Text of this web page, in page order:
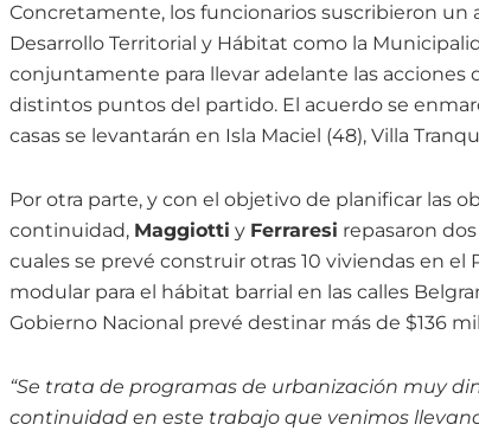
Concretamente, los funcionarios suscribieron
Desarrollo Territorial y Hábitat como la
conjuntamente para llevar adelante las acciones
distintos puntos del partido. El acuerdo se
casas se levantarán en Isla Maciel (48), Villa
Por otra parte, y con el objetivo de planificar las
continuidad, Maggiotti y Ferraresi repasaron
cuales se prevé construir otras 10 viviendas en
modular para el hábitat barrial en las calles
Gobierno Nacional prevé destinar más de $136
“Se trata de programas de urbanización muy
continuidad en este trabajo que venimos